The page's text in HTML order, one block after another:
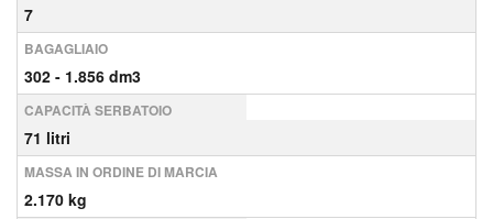
7
BAGAGLIAIO
302 - 1.856 dm3
CAPACITÀ SERBATOIO
71 litri
MASSA IN ORDINE DI MARCIA
2.170 kg